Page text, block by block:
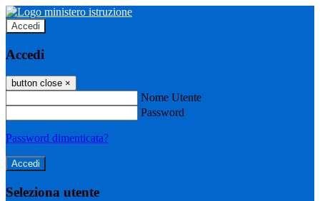
Accedi
Accedi
button close ×
Nome Utente
Password
Password dimenticata?
Seleziona utente